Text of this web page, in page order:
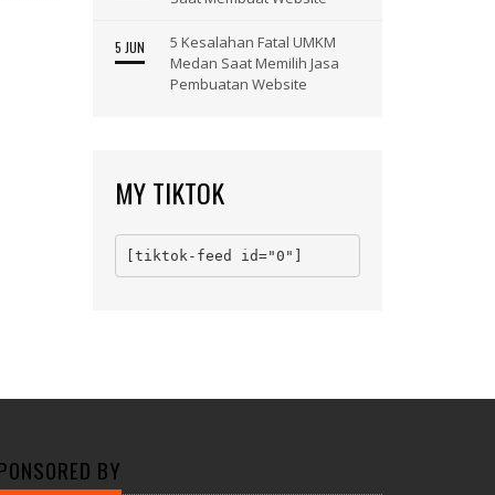
5 JUN
5 Kesalahan Fatal UMKM
Medan Saat Memilih Jasa
Pembuatan Website
MY TIKTOK
[tiktok-feed id="0"]
BY